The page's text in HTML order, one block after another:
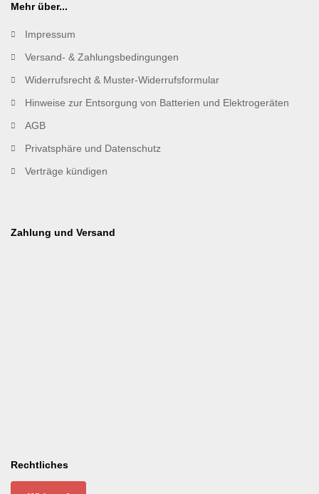
Mehr über...
Impressum
Versand- & Zahlungsbedingungen
Widerrufsrecht & Muster-Widerrufsformular
Hinweise zur Entsorgung von Batterien und Elektrogeräten
AGB
Privatsphäre und Datenschutz
Verträge kündigen
Zahlung und Versand
Rechtliches